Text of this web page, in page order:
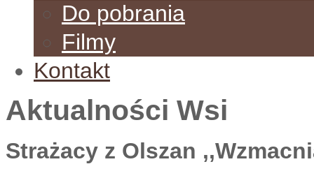
Do pobrania
Filmy
Kontakt
Aktualności Wsi
Strażacy z Olszan